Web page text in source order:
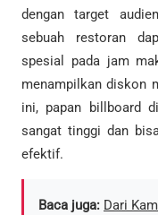
dengan target
sebuah restoran
spesial pada jam
menampilkan diskon
ini, papan billboard
sangat tinggi dan
efektif.
Baca juga: Dari